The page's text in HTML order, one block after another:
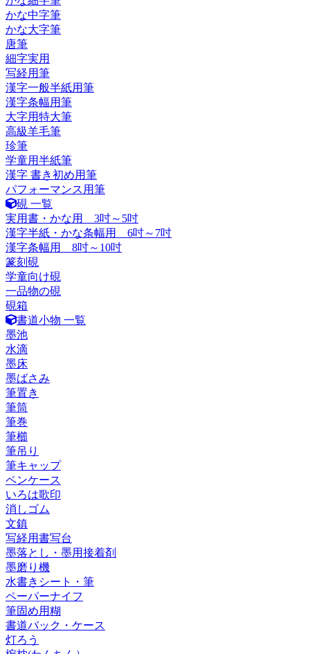
かな中字筆
かな大字筆
唐筆
細字実用
写経用筆
漢字一般半紙用筆
漢字条幅用筆
大字用特大筆
高級羊毛筆
珍筆
学童用半紙筆
漢字 書き初め用筆
パフォーマンス用筆
硯 一覧
実用書・かな用 3吋～5吋
漢字半紙・かな条幅用 6吋～7吋
漢字条幅用 8吋～10吋
篆刻硯
学童向け硯
一品物の硯
硯箱
書道小物 一覧
墨池
水滴
墨床
墨ばさみ
筆置き
筆筒
筆巻
筆櫛
筆吊り
筆キャップ
ペンケース
いろは歌印
消しゴム
文鎮
写経用書写台
墨落とし・墨用接着剤
墨磨り機
水書きシート・筆
ペーパーナイフ
筆固め用糊
書道バック・ケース
灯ろう